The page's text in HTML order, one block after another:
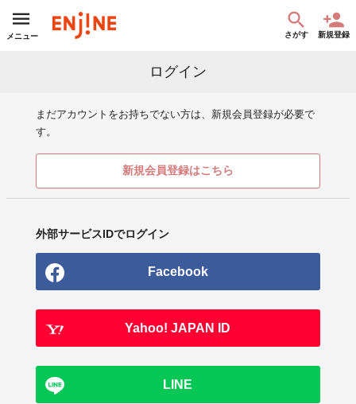
メニュー さがす 新規登録
ログイン
まだアカウントをお持ちでない方は、新規会員登録が必要で
す。
新規会員登録はこちら
外部サービスIDでログイン
Facebook
Yahoo! JAPAN ID
LINE